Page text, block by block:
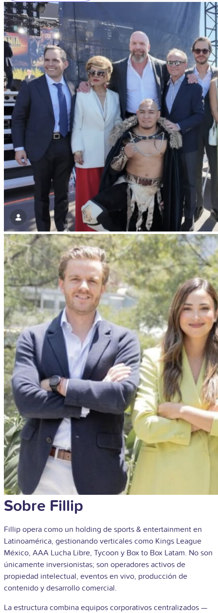
Sobre Fillip
Fillip opera como un holding de sports & entertainment en
Latinoamérica, gestionando verticales como Kings League
México, AAA Lucha Libre, Tycoon y Box to Box Latam. No son
únicamente inversionistas; son operadores activos de
propiedad intelectual, eventos en vivo, producción de
contenido y desarrollo comercial.
La estructura combina equipos corporativos centralizados —